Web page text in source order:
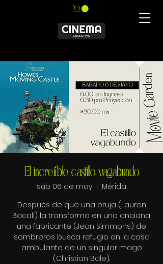
El increíble castillo vagabundo
sáb 06 de may
Mérida
Después de que una bruja (Lauren
Bacall) la transforma en una anciana,
una fabricante (Jean Simmons) de
sombreros busca refugio en la casa
ambulante de un singular mago
(Christian Bale).